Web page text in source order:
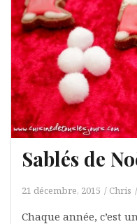
Sablés de
21 décembre, 2015 Chris
Chaque année, c’est